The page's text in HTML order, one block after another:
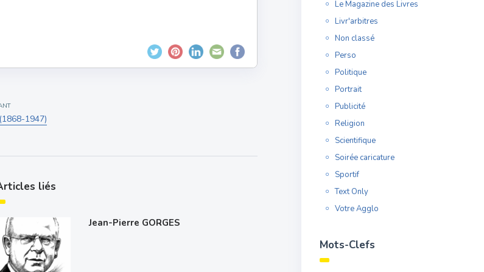
1947)
liés
Jean-Pierre GORGES
Le Magazine des Livres
Livr'arbitres
Non classé
Perso
Politique
Portrait
Publicité
Religion
Scientifique
Soirée caricature
Sportif
Text Only
Votre Agglo
Mots-Clefs